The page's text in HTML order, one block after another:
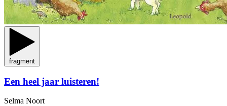
fragment
Een heel jaar luisteren!
Selma Noort